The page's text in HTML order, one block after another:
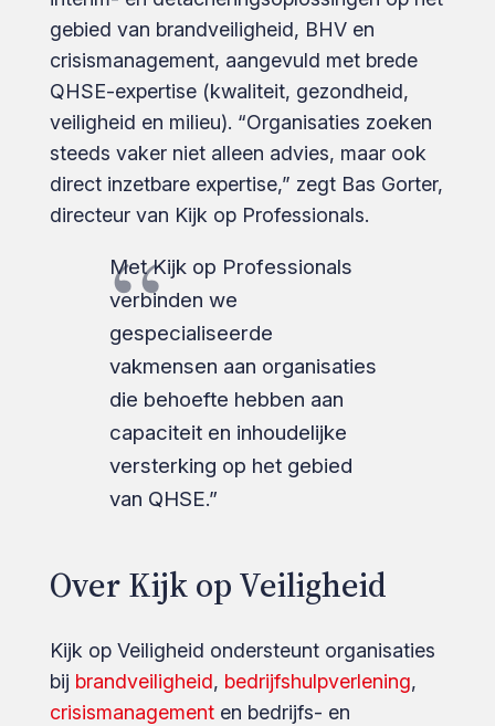
gebied van brandveiligheid, BHV en
crisismanagement, aangevuld met brede
QHSE-expertise (kwaliteit, gezondheid,
veiligheid en milieu). “Organisaties zoeken
steeds vaker niet alleen advies, maar ook
direct inzetbare expertise,” zegt Bas Gorter,
directeur van Kijk op Professionals.
Met Kijk op Professionals
verbinden we
gespecialiseerde
vakmensen aan organisaties
die behoefte hebben aan
capaciteit en inhoudelijke
versterking op het gebied
van QHSE.”
Over Kijk op Veiligheid
Kijk op Veiligheid ondersteunt organisaties
bij brandveiligheid, bedrijfshulpverlening,
crisismanagementen bedrijfs- en